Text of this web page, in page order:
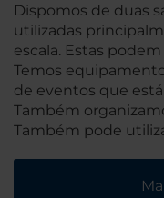
Dispomos de duas
utilizadas
escala. Estas
Temos
de eventos que
Também
Também pode